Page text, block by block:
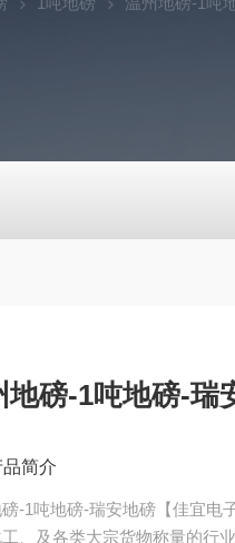
规尺寸|80吨地磅标准宽度-【
地磅-1吨地磅-瑞
品简介
-1吨地磅-瑞安地磅【佳宜电
、及各类大宗货物称量的行